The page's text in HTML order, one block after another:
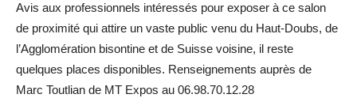
Avis aux professionnels intéressés pour exposer à ce salon
de proximité qui attire un vaste public venu du Haut-Doubs, de
l’Agglomération bisontine et de Suisse voisine, il reste
quelques places disponibles. Renseignements auprès de
Marc Toutlian de MT Expos au 06.98.70.12.28